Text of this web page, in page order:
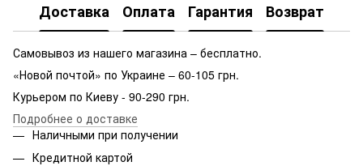
Доставка Оплата Гарантия Возврат
Самовывоз из нашего магазина – бесплатно.
«Новой почтой» по Украине – 60-105 грн.
Курьером по Киеву - 90-290 грн.
Подробнее о доставке
Наличными при получении
Кредитной картой